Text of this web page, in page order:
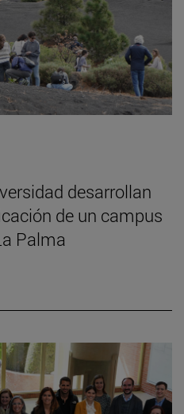
desarrollan
de un campus
Palma